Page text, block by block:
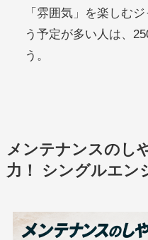
「雰囲気」を楽しむ
う予定が多い人は、
う。
メンテナンスのし
力！ シングルエン